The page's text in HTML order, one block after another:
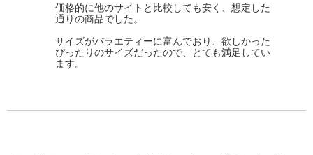
価格的に他のサイトと比較しても安く、想定した
通りの商品でした。
サイズがバラエティーに富んでおり、欲しかった
ぴったりのサイズだったので、とても満足してい
ます。